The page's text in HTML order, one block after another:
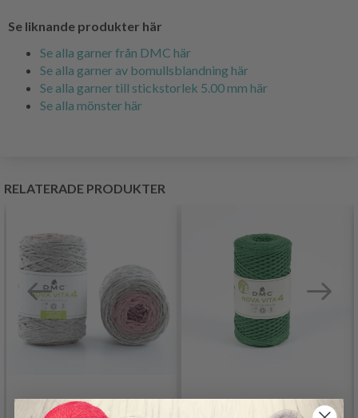
Se liknande produkter här
Se alla garner från DMC här
Se alla garner av bomullsblandning här
Se alla garner till stickstorlek 5.00 mm här
Se alla mönster här
RELATERADE PRODUKTER